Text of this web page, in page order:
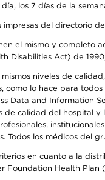
los 7 días de la
impresas del directorio
el mismo y completo
Disabilities Act) de
niveles de
como lo hace para
Data and Information
calidad del hospital y
Todos los médicos del
en cuanto a la
Foundation Health